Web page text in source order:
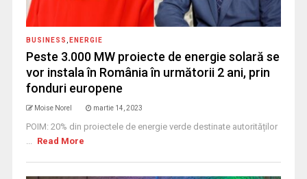
BUSINESS ENERGIE
Peste 3.000 MW proiecte de energie solară se
vor instala în România în următorii 2 ani, prin
fonduri europene
Moise Norel martie 14, 2023
POIM: 20% din proiectele de energie verde destinate autorităților
... Read More